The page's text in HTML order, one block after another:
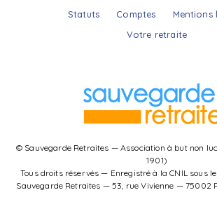
Statuts
Comptes
Mentions
Votre retraite
© Sauvegarde Retraites — Association à but non
1901)
Tous droits réservés — Enregistré à la CNIL sous
Sauvegarde Retraites — 53, rue Vivienne — 75002